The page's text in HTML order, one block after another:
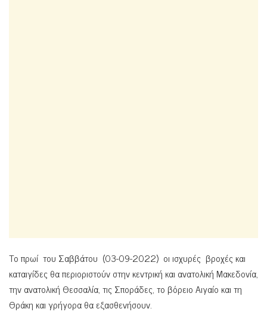
Το πρωί του Σαββάτου (03-09-2022) οι ισχυρές βροχές και
καταιγίδες θα περιοριστούν στην κεντρική και ανατολική Μακεδονία,
την ανατολική Θεσσαλία, τις Σποράδες, το βόρειο Αιγαίο και τη
Θράκη και γρήγορα θα εξασθενήσουν.